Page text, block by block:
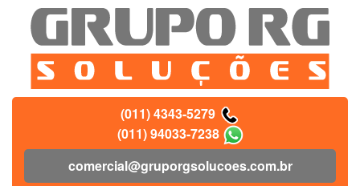
(011) 4343-5279
(011) 94033-7238
comercial@gruporgsolucoes.com.br